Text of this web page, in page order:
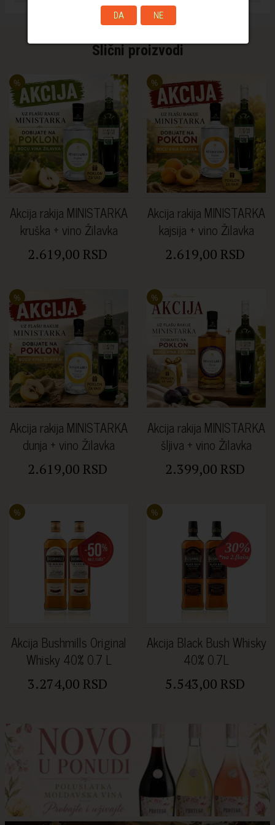
DA NE
Slični proizvodi
Akcija rakija MINISTARKA
kruška + vino Žilavka
2.619,00 RSD
%
Akcija rakija MINISTARKA
kajsija + vino Žilavka
2.619,00 RSD
%
Akcija rakija MINISTARKA
dunja + vino Žilavka
2.619,00 RSD
%
Akcija rakija MINISTARKA
šljiva + vino Žilavka
2.399,00 RSD
%
Akcija Bushmills Original
Whisky 40% 0.7 L
3.274,00 RSD
%
Akcija Black Bush Whisky
40% 0.7L
5.543,00 RSD
%